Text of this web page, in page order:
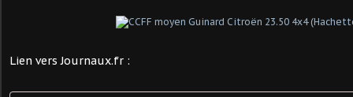
Lien vers Journaux.fr :